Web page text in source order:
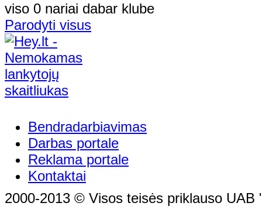
viso 0 nariai dabar klube
Parodyti visus
Bendradarbiavimas
Darbas portale
Reklama portale
Kontaktai
2000-2013 © Visos teisės priklauso UAB